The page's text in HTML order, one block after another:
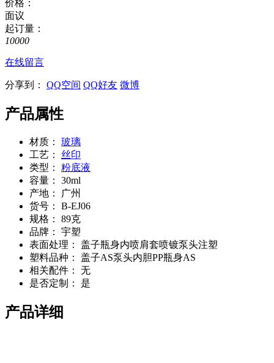
价格：
面议
起订量：
10000
在线留言
分享到： QQ空间 QQ好友 微博
产品属性
材质：
玻璃
工艺：
丝印
类型：
粉底液
容量：
30ml
产地：
广州
货号：
B-EJ06
规格：
89克
品牌：
宇塑
表面处理：
盖子瓶身内喷肩套喷镀泵头注塑
塑料品种：
盖子AS泵头内胆PP瓶身AS
相关配件：
无
是否定制：
是
产品详细